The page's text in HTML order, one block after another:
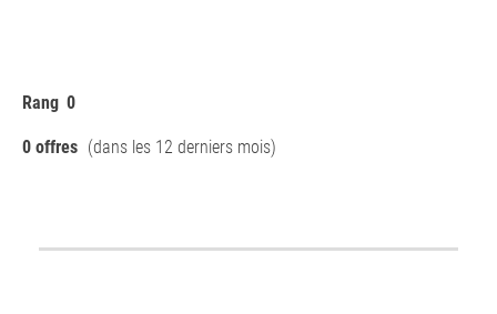
Rang 0
0 offres (dans les 12 derniers mois)